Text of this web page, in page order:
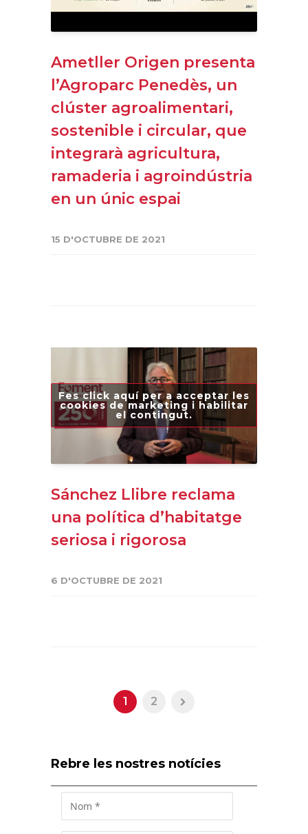
Ametller Origen presenta
l’Agroparc Penedès, un
clúster agroalimentari,
sostenible i circular, que
integrarà agricultura,
ramaderia i agroindústria
en un únic espai
15 D'OCTUBRE DE 2021
Fes click aquí per a acceptar les
cookies de marketing i habilitar
el contingut.
Sánchez Llibre reclama
una política d’habitatge
seriosa i rigorosa
6 D'OCTUBRE DE 2021
1 2
Rebre les nostres notícies